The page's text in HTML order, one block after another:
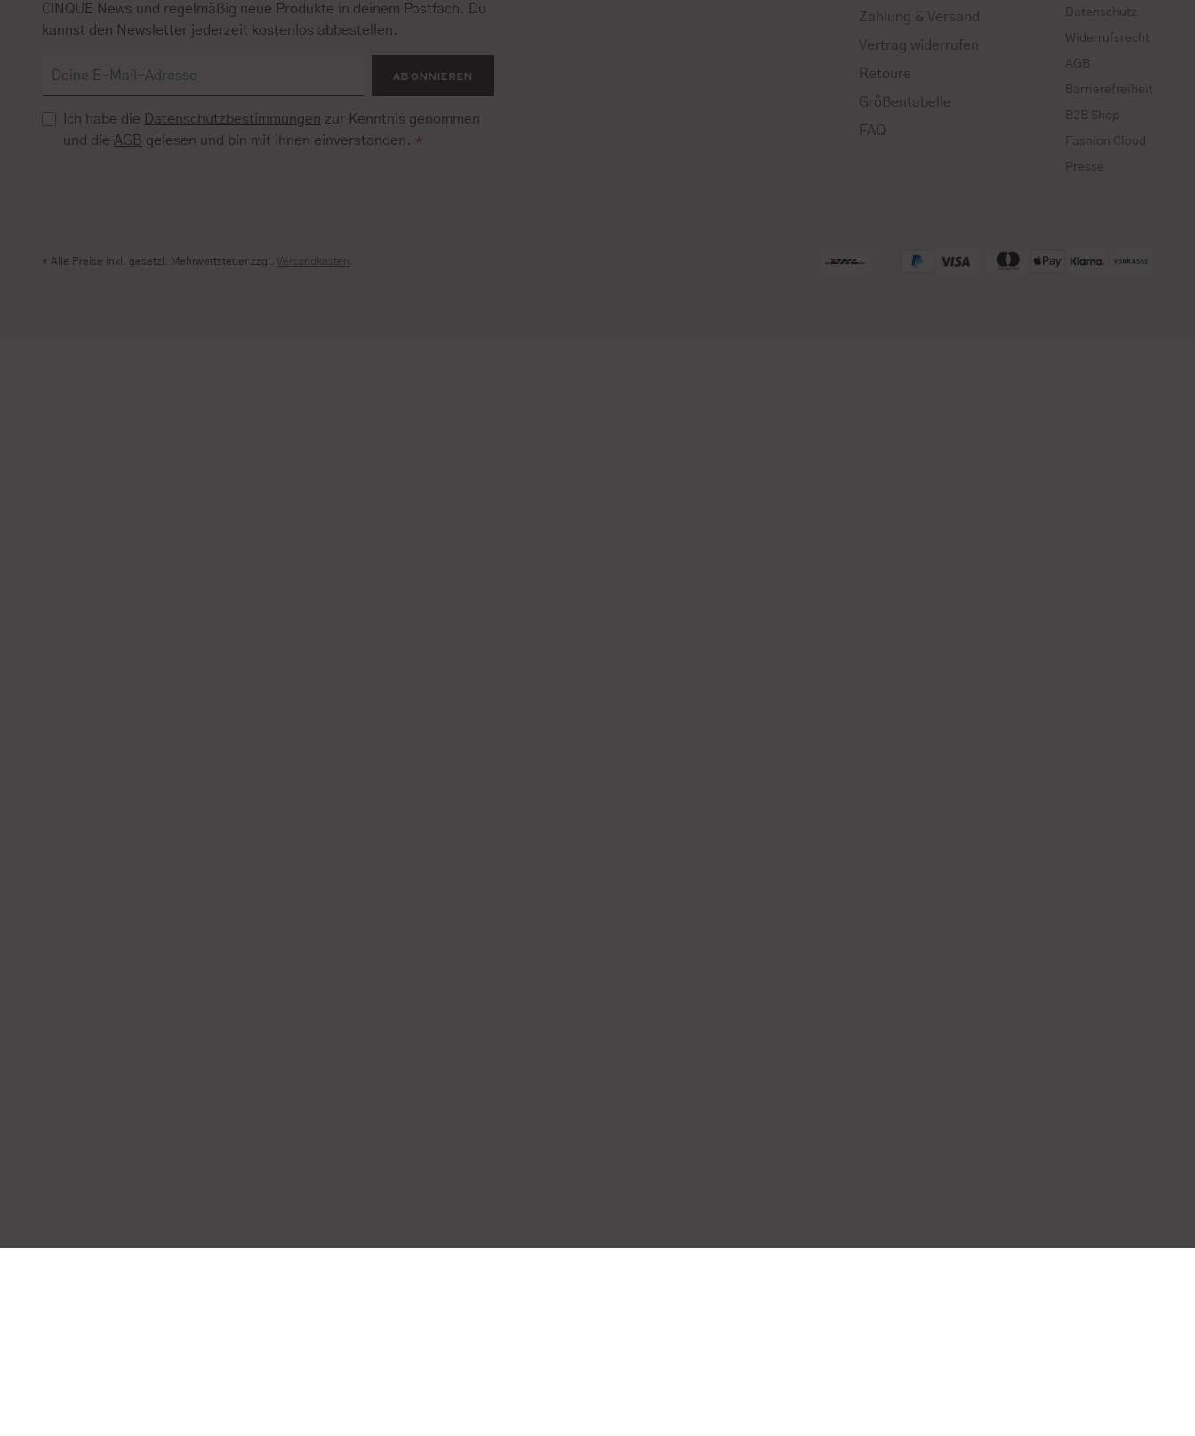
CINQUE News und regelmäßig neue Produkte in deinem Postfach. Du
kannst den Newsletter jederzeit kostenlos abbestellen.
ABONNIEREN
Ich habe die Datenschutzbestimmungen zur Kenntnis genommen
und die AGB gelesen und bin mit ihnen einverstanden. *
Zahlung & Versand
Vertrag widerrufen
Retoure
Größentabelle
FAQ
Datenschutz
Widerrufsrecht
AGB
Barrierefreiheit
B2B Shop
Fashion Cloud
Presse
* Alle Preise inkl. gesetzl. Mehrwertsteuer zzgl.Versandkosten